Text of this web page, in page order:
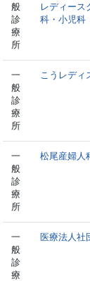
般
診
療
所
レディース
科・小児科
一
般
診
療
所
こうレディ
一
般
診
療
所
松尾産婦人
一
般
診
療
医療法人